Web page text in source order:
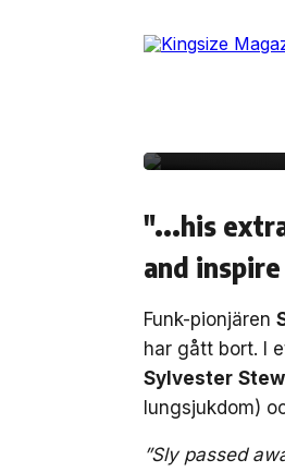
SAMHÄLLE
Funk-
"...his
and
Funk-pionjären
har gått bort. I
Sylvester
lungsjukdom)
”Sly passed